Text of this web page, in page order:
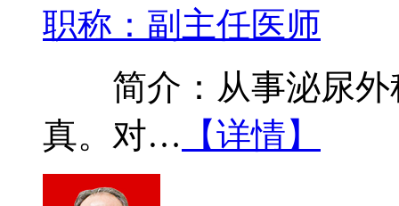
职称：副主任医师
简介：从事泌尿外
真。对… 【详情】